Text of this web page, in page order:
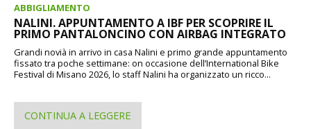
ABBIGLIAMENTO
NALINI. APPUNTAMENTO A IBF PER SCOPRIRE IL
PRIMO PANTALONCINO CON AIRBAG INTEGRATO
Grandi novià in arrivo in casa Nalini e primo grande appuntamento
fissato tra poche settimane: on occasione dell’International Bike
Festival di Misano 2026, lo staff Nalini ha organizzato un ricco...
CONTINUA A LEGGERE